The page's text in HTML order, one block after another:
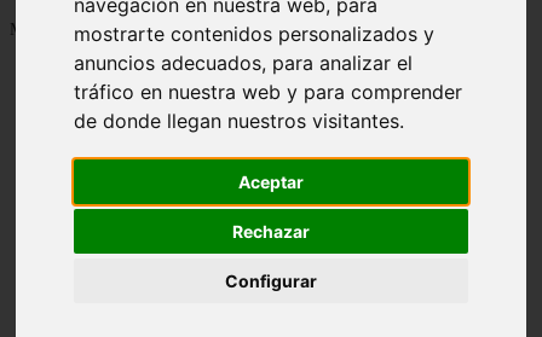
mostrarte contenidos personalizados y
anuncios adecuados, para analizar el
tráfico en nuestra web y para comprender
de donde llegan nuestros visitantes.
Aceptar
Rechazar
Configurar
Mostrando 1 - 24 de 1288 artículos
Contraindicaciones del espino amarillo: conocelas
ahora